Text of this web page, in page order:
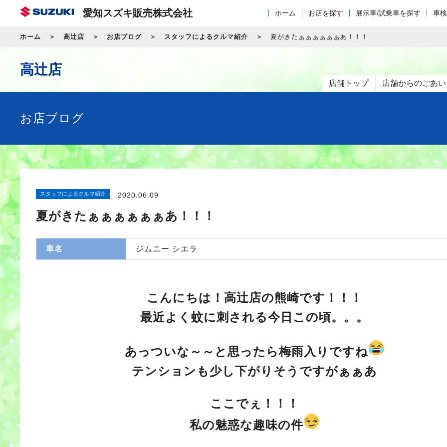
愛知スズキ販売株式会社 ホーム お店を探す 展示車/試乗車を探す 車
ホーム 高辻店 お店ブログ スタッフによるクルマ紹介 夏がきたぁぁぁぁぁぁあ！！！
高辻店
店舗トップ 店舗からのごあ
お店ブログ
スタッフによるクルマ紹介 2020.06.09
夏がきたぁぁぁぁぁぁあ！！！
車名 ジムニー シエラ
こんにちは！高辻店の熊崎です！！！
最近よく蚊に刺される今日この頃。。。
あっついな～～と思ったら梅雨入りですね
テンションも少し下がりそうですがぁぁあ
ここでぇ！！！
私の魅惑な趣味の件